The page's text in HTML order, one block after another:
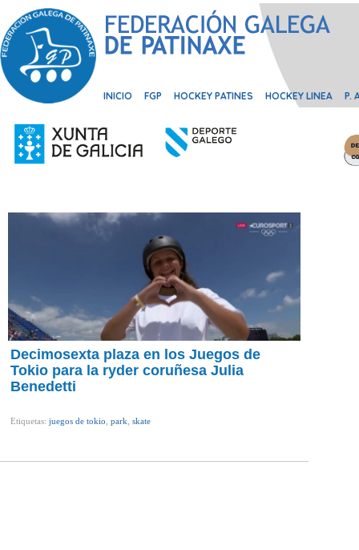
INICIO FGP HOCKEY PATINES HOCKEY LINEA P.
Decimosexta plaza en los Juegos de
Tokio para la ryder coruñesa Julia
Benedetti
Etiquetas: juegos de tokio park skate